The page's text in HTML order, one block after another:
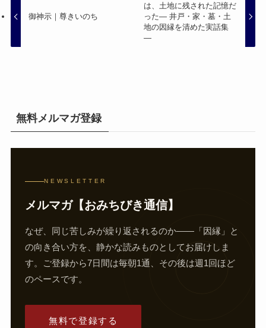
御神示｜尊きいのち
は、土地に残された記憶だ
った— 井戸・家・墓・土
地の因縁を清めた実話集
—
無料メルマガ登録
NEWSLETTER
メルマガ【おみちびき通信】
なぜ、同じ苦しみが繰り返されるのか——「因縁」と
の向き合い方を、静かな読みものとしてお届けしま
す。ご登録から7日間は毎朝1通、その後は週1回ほど
のペースです。
無料で登録する